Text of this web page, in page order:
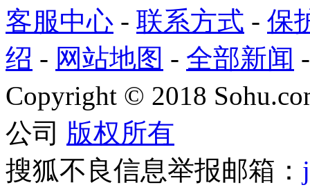
客服中心 - 联系方式 - 保
绍 - 网站地图 - 全部新闻
Copyright © 2018
公司 版权所有
搜狐不良信息举报邮箱：